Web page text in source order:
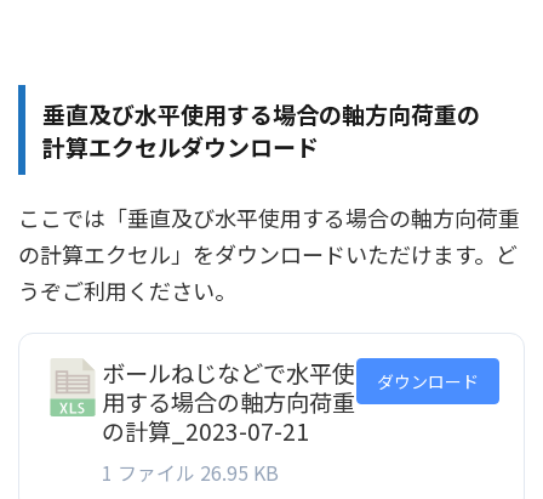
垂直及び水平使用する場合の軸方向荷重の
計算エクセルダウンロード
ここでは「垂直及び水平使用する場合の軸方向荷重
の計算エクセル」をダウンロードいただけます。ど
うぞご利用ください。
ボールねじなどで水平使
用する場合の軸方向荷重
の計算_2023-07-21
1 ファイル 26.95 KB
ダウンロード